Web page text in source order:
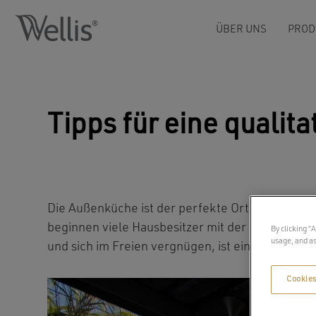
ÜBER UNS
Tipps für eine
Die Außenküche ist der perfekte Ort für
beginnen viele Hausbesitzer mit der Planung,
und sich im Freien vergnügen, ist eine schöne
By clicking
usage, and